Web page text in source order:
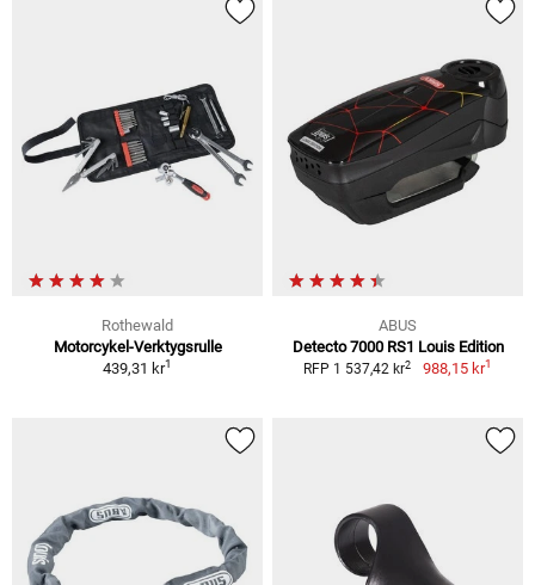
Rothewald
Motorcykel-Verktygsrulle
439,31 kr1
ABUS
Detecto 7000 RS1 Louis Edition
RFP 1 537,42 kr2 988,15 kr1